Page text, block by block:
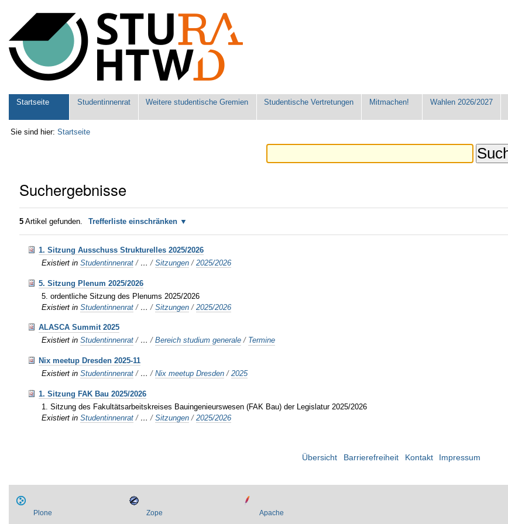
Werkzeuge
Sektionen
Startseite Studentinnenrat Weitere studentische Gremien Studentische Vertretungen Mitmachen! Wahlen 2026/2027
Sie sind hier: Startseite
Suchergebnisse
5 Artikel gefunden. Trefferliste einschränken
1. Sitzung Ausschuss Strukturelles 2025/2026
Existiert in Studentinnenrat / …/Sitzungen /2025/2026
5. Sitzung Plenum 2025/2026
5. ordentliche Sitzung des Plenums 2025/2026
Existiert in Studentinnenrat / …/Sitzungen /2025/2026
ALASCA Summit 2025
Existiert in Studentinnenrat / …/Bereich studium generale / Termine
Nix meetup Dresden 2025-11
Existiert in Studentinnenrat / …/Nix meetup Dresden /2025
1. Sitzung FAK Bau 2025/2026
1. Sitzung des Fakultätsarbeitskreises Bauingenieurswesen (FAK Bau) der Legislatur 2025/2026
Existiert in Studentinnenrat / …/Sitzungen /2025/2026
Übersicht Barrierefreiheit Kontakt Impressum
Plone Zope Apache